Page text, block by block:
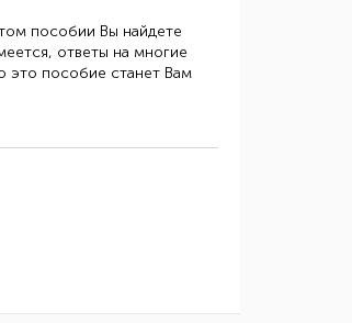
пособии Вы найдете
ответы на многие
это пособие станет Вам